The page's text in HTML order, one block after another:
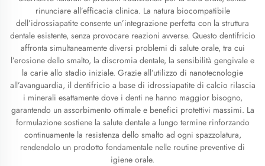
rinunciare all’efficacia clinica. La natura biocompatibile
dell’idrossiapatite consente un’integrazione perfetta con la struttura
dentale esistente, senza provocare reazioni avverse. Questo dentifricio
affronta simultaneamente diversi problemi di salute orale, tra cui
l’erosione dello smalto, la discromia dentale, la sensibilità gengivale e
la carie allo stadio iniziale. Grazie all’utilizzo di nanotecnologie
all’avanguardia, il dentifricio a base di idrossiapatite di calcio rilascia
i minerali esattamente dove i denti ne hanno maggior bisogno,
garantendo un assorbimento ottimale e benefici protettivi massimi. La
formulazione sostiene la salute dentale a lungo termine rinforzando
continuamente la resistenza dello smalto ad ogni spazzolatura,
rendendolo un prodotto fondamentale nelle routine preventive di
igiene orale.